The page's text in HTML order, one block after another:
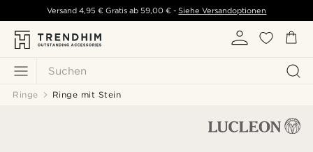
Suchen
Versand 4,95 € Gratis ab 59,00 € - Siehe Versandoptionen
Ringe Ringe mit Stein